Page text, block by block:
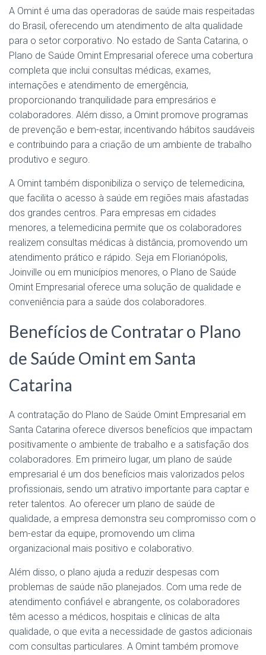
A Omint é uma das operadoras de saúde mais respeitadas
do Brasil, oferecendo um atendimento de alta qualidade
para o setor corporativo. No estado de Santa Catarina, o
Plano de Saúde Omint Empresarial oferece uma cobertura
completa que inclui consultas médicas, exames,
internações e atendimento de emergência,
proporcionando tranquilidade para empresários e
colaboradores. Além disso, a Omint promove programas
de prevenção e bem-estar, incentivando hábitos saudáveis
e contribuindo para a criação de um ambiente de trabalho
produtivo e seguro.
A Omint também disponibiliza o serviço de telemedicina,
que facilita o acesso à saúde em regiões mais afastadas
dos grandes centros. Para empresas em cidades
menores, a telemedicina permite que os colaboradores
realizem consultas médicas à distância, promovendo um
atendimento prático e rápido. Seja em Florianópolis,
Joinville ou em municípios menores, o Plano de Saúde
Omint Empresarial oferece uma solução de qualidade e
conveniência para a saúde dos colaboradores.
Benefícios de Contratar o Plano
de Saúde Omint em Santa
Catarina
A contratação do Plano de Saúde Omint Empresarial em
Santa Catarina oferece diversos benefícios que impactam
positivamente o ambiente de trabalho e a satisfação dos
colaboradores. Em primeiro lugar, um plano de saúde
empresarial é um dos benefícios mais valorizados pelos
profissionais, sendo um atrativo importante para captar e
reter talentos. Ao oferecer um plano de saúde de
qualidade, a empresa demonstra seu compromisso com o
bem-estar da equipe, promovendo um clima
organizacional mais positivo e colaborativo.
Além disso, o plano ajuda a reduzir despesas com
problemas de saúde não planejados. Com uma rede de
atendimento confiável e abrangente, os colaboradores
têm acesso a médicos, hospitais e clínicas de alta
qualidade, o que evita a necessidade de gastos adicionais
com consultas particulares. A Omint também promove